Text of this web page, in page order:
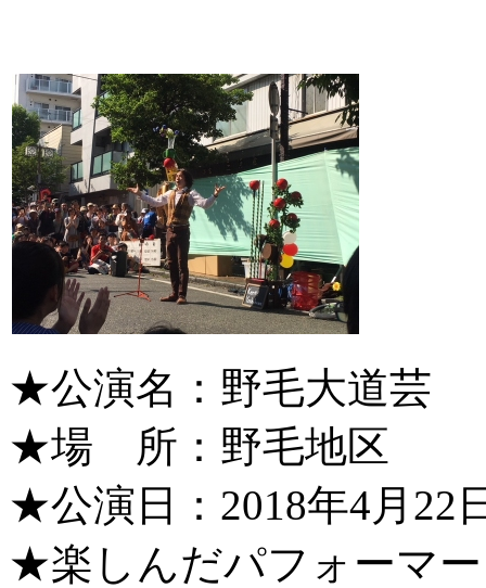
★公演名：野毛大道芸
★場 所：野毛地区
★公演日：2018年4月22
★楽しんだパフォーマー